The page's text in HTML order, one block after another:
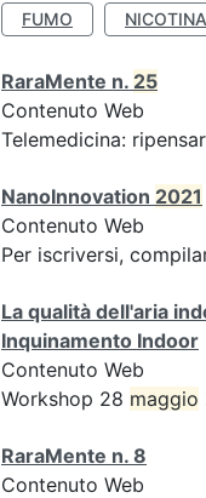
FUMO NICOTINA
RaraMente n. 25
Contenuto Web
Telemedicina:
NanoInnovation 2021
Contenuto Web
Per iscriversi,
La qualità dell'aria
Inquinamento Indoor
Contenuto Web
Workshop 28 maggio
RaraMente n. 8
Contenuto Web